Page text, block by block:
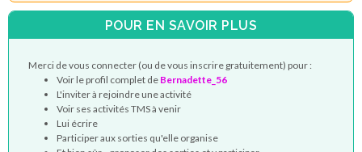
POUR EN SAVOIR PLUS
Merci de vous connecter (ou de vous inscrire gratuitement) pour :
Voir le profil complet de Bernadette_56
L'inviter à rejoindre une activité
Voir ses activités TMS à venir
Lui écrire
Participer aux sorties qu'elle organise